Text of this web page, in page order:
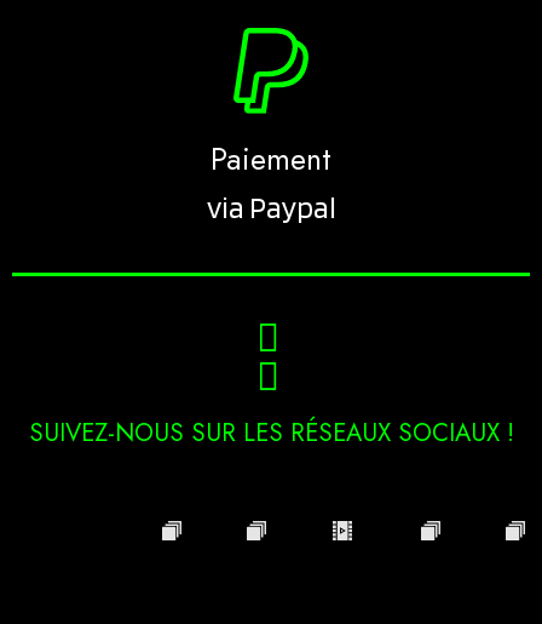
Paiement
via Paypal
SUIVEZ-NOUS SUR LES RÉSEAUX SOCIAUX !